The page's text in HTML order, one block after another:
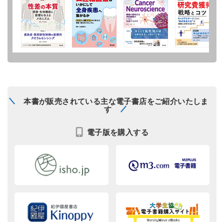
本書が販売されている主な電子書店をご紹介いたしま
す
電子版を購入する